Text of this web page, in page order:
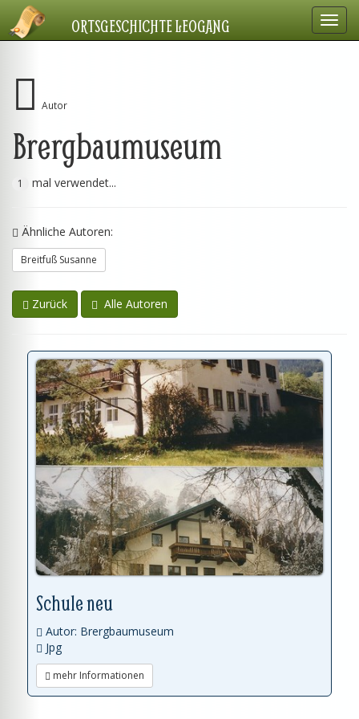
ORTSGESCHICHTE LEOGANG
Autor
Brergbaumuseum
1 mal verwendet...
Ähnliche Autoren:
Breitfuß Susanne
Zurück Alle Autoren
Schule neu
Autor: Brergbaumuseum
Jpg
mehr Informationen